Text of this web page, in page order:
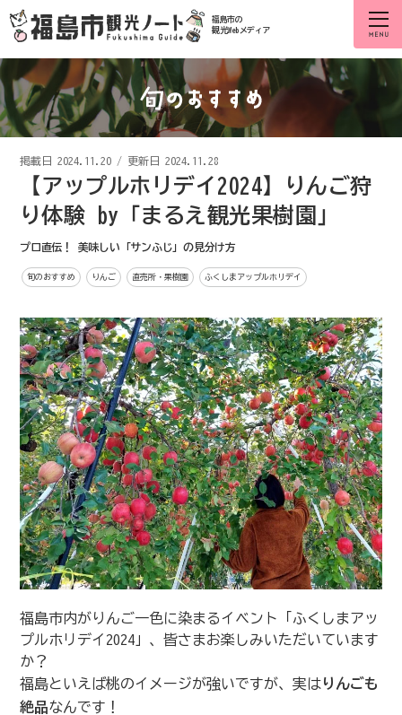
福島市の
観光Webメディア
掲載日 2024.11.20 / 更新日 2024.11.28
【アップルホリデイ2024】りんご狩
り体験 by「まるえ観光果樹園」
プロ直伝！ 美味しい「サンふじ」の見分け方
旬のおすすめ りんご 直売所・果樹園 ふくしまアップルホリデイ
福島市内がりんご一色に染まるイベント「ふくしまアッ
プルホリデイ2024」、皆さまお楽しみいただいています
か？
福島といえば桃のイメージが強いですが、実はりんごも
絶品なんです！